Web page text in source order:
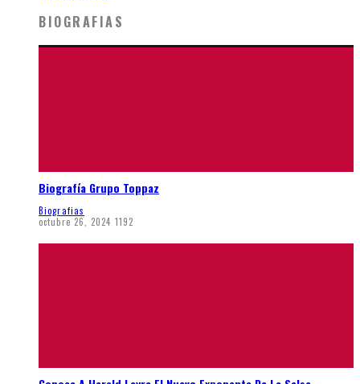
BIOGRAFIAS
Biografía Grupo Toppaz
Biografias
octubre 26, 2024 1192